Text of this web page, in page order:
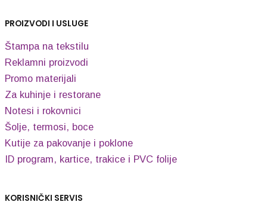
PROIZVODI I USLUGE
Štampa na tekstilu
Reklamni proizvodi
Promo materijali
Za kuhinje i restorane
Notesi i rokovnici
Šolje, termosi, boce
Kutije za pakovanje i poklone
ID program, kartice, trakice i PVC folije
KORISNIČKI SERVIS